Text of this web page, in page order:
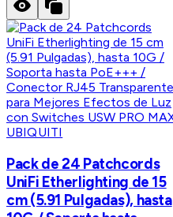
UBIQUITI
Pack de 24 Patchcords
UniFi Etherlighting de 15
cm (5.91 Pulgadas), hasta